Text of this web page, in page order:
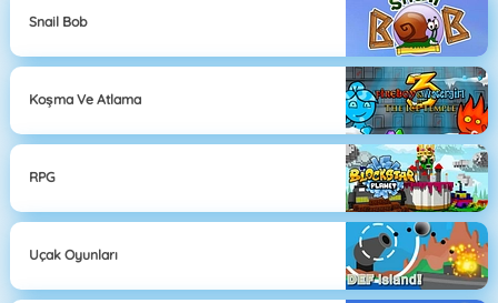
Snail Bob
Koşma Ve Atlama
RPG
Uçak Oyunları